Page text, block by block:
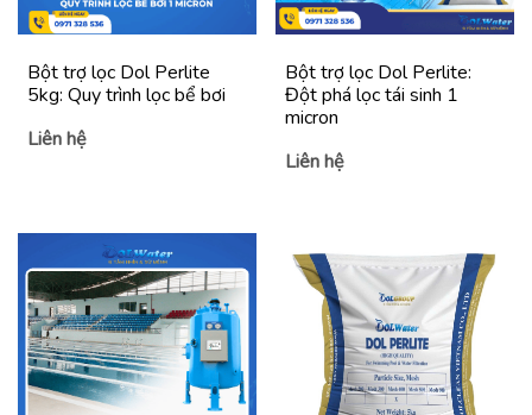
Bột trợ lọc Dol Perlite
5kg: Quy trình lọc bể bơi
Liên hệ
Bột trợ lọc Dol Perlite:
Đột phá lọc tái sinh 1
micron
Liên hệ